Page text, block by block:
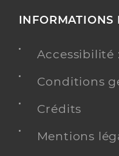
INFORMATIONS
Conditions
Crédits
Mentions